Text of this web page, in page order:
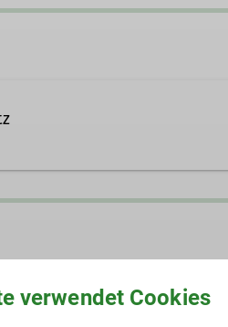
verwendet Cookies